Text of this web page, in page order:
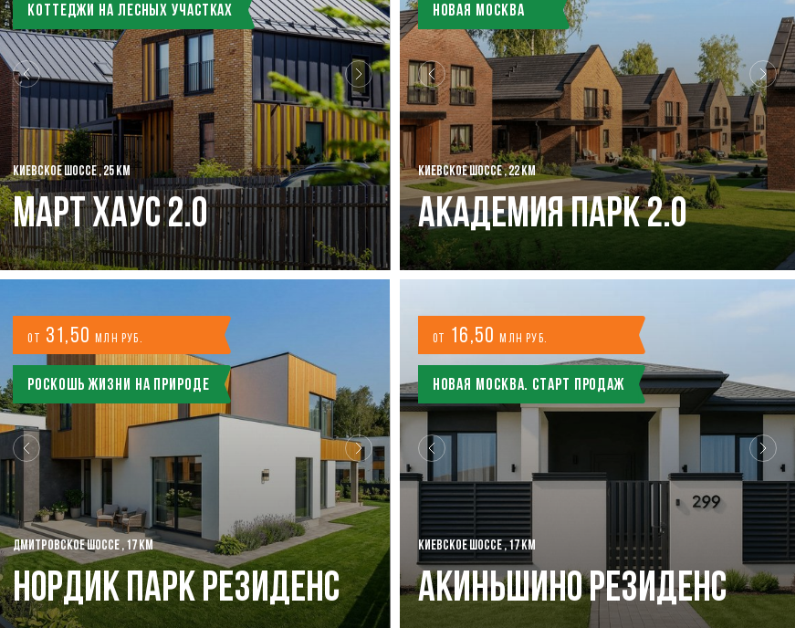
Коттеджи на лесных участках
КИЕВСКОЕ ШОССЕ , 25 КМ
Март Хаус 2.0
Новая Москва
КИЕВСКОЕ ШОССЕ , 22 КМ
Академия Парк 2.0
от 31,50млн руб.
Роскошь жизни на природе
ДМИТРОВСКОЕ ШОССЕ , 17 КМ
Нордик Парк Резиденс
от 16,50млн руб.
Новая Москва. Старт продаж
КИЕВСКОЕ ШОССЕ , 17 КМ
Акиньшино Резиденс